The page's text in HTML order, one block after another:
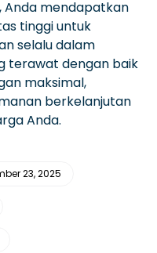
Anda mendapatkan
tinggi untuk
selalu dalam
terawat dengan baik
maksimal,
berkelanjutan
Anda.
23, 2025